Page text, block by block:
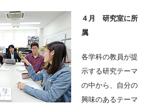
４月 研究室に所
属
各学科の教員が提
示する研究テーマ
の中から、自分の
興味のあるテーマ